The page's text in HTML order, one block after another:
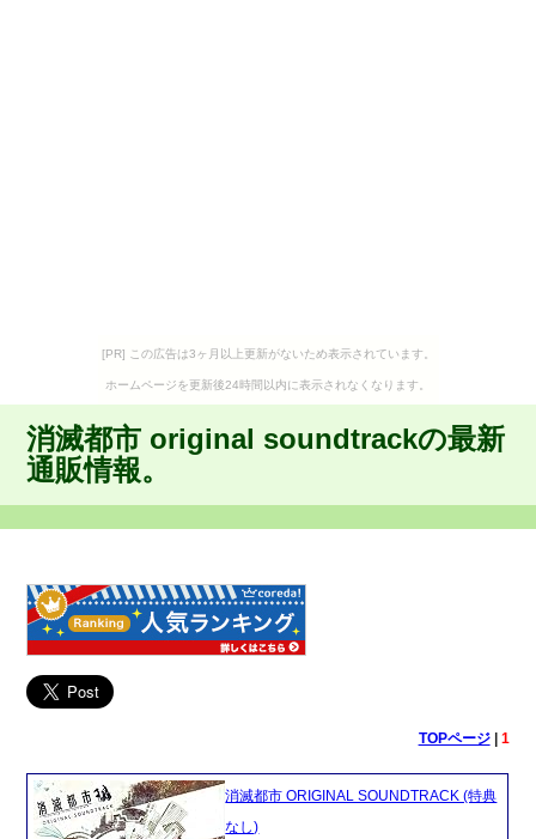
[PR] この広告は3ヶ月以上更新がないため表示されています。
ホームページを更新後24時間以内に表示されなくなります。
消滅都市 original soundtrackの最新
通販情報。
TOPページ| 1
消滅都市 ORIGINAL SOUNDTRACK (特典
なし)